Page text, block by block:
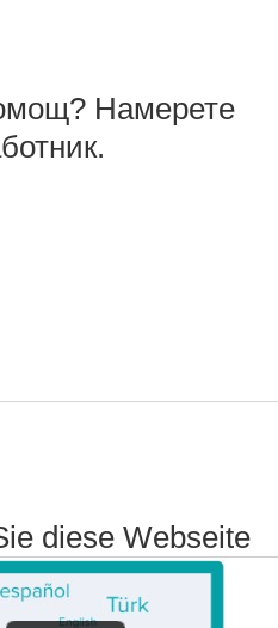
Намерете
diese Webseite